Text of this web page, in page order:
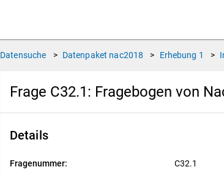
Datensuche > Datenpaket nac2018 > Erhebung 1 >
Frage C32.1: Fragebogen von
Details
Fragenummer:
C32.1